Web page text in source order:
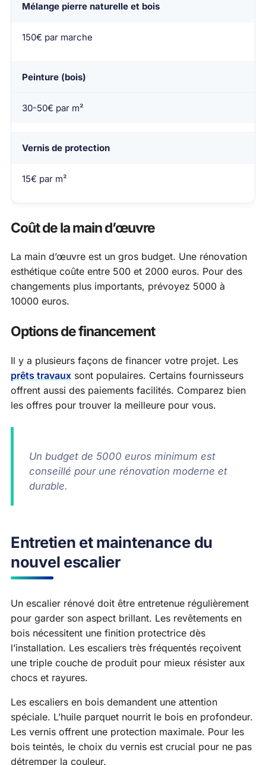
Mélange pierre naturelle et bois
150€ par marche
Peinture (bois)
30-50€ par m²
Vernis de protection
15€ par m²
Coût de la main d’œuvre
La main d’œuvre est un gros budget. Une rénovation
esthétique coûte entre 500 et 2000 euros. Pour des
changements plus importants, prévoyez 5000 à
10000 euros.
Options de financement
Il y a plusieurs façons de financer votre projet. Les
prêts travaux sont populaires. Certains fournisseurs
offrent aussi des paiements facilités. Comparez bien
les offres pour trouver la meilleure pour vous.
Un budget de 5000 euros minimum est
conseillé pour une rénovation moderne et
durable.
Entretien et maintenance du
nouvel escalier
Un escalier rénové doit être entretenue régulièrement
pour garder son aspect brillant. Les revêtements en
bois nécessitent une finition protectrice dès
l’installation. Les escaliers très fréquentés reçoivent
une triple couche de produit pour mieux résister aux
chocs et rayures.
Les escaliers en bois demandent une attention
spéciale. L’huile parquet nourrit le bois en profondeur.
Les vernis offrent une protection maximale. Pour les
bois teintés, le choix du vernis est crucial pour ne pas
détremper la couleur.